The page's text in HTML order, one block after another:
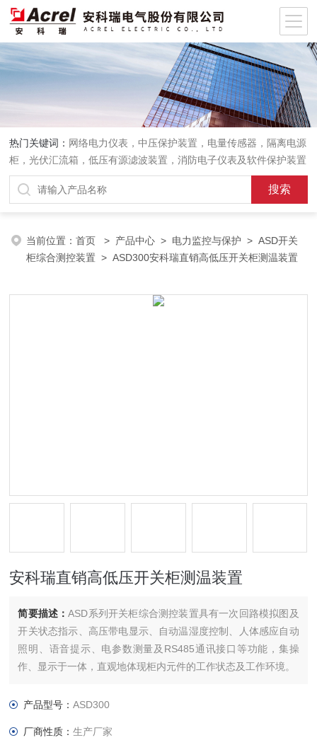
热门关键词： 网络电力仪表，中压保护装置，电量传感器，隔离电源
柜，光伏汇流箱，低压有源滤波装置，消防电子仪表及软件保护装置
当前位置：首页 > 产品中心 > 电力监控与保护 >ASD开关
柜综合测控装置 > ASD300安科瑞直销高低压开关柜测温装置
安科瑞直销高低压开关柜测温装置
简要描述：ASD系列开关柜综合测控装置具有一次回路模拟图及
开关状态指示、高压带电显示、自动温湿度控制、人体感应自动
照明、语音提示、电参数测量及RS485通讯接口等功能，集操
作、显示于一体，直观地体现柜内元件的工作状态及工作环境。
产品型号：ASD300
厂商性质：生产厂家